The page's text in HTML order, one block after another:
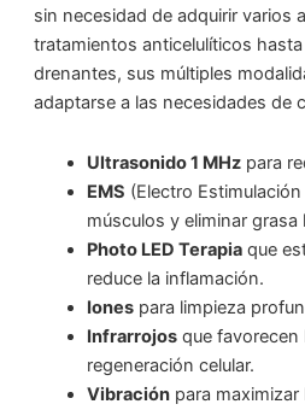
sin necesidad de adquirir varios
tratamientos anticelulíticos
drenantes, sus múltiples
adaptarse a las necesidades de
Ultrasonido 1 MHzpara
EMS (Electro
músculos y eliminar grasa
Photo LED Terapiaque
reduce la inflamación.
Ionespara limpieza
Infrarrojosque favorecen
regeneración celular.
Vibraciónpara maximizar